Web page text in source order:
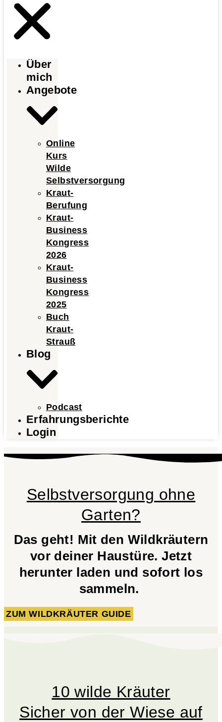
Über
mich
Angebote
Online
Kurs
Wilde
Selbstversorgung
Kraut-
Berufung
Kraut-
Business
Kongress
2026
Kraut-
Business
Kongress
2025
Buch
Kraut-
Strauß
Blog
Podcast
Erfahrungsberichte
Login
Selbstversorgung ohne
Garten?
Das geht! Mit den Wildkräutern
vor deiner Haustüre. Jetzt
herunter laden und sofort los
sammeln.
ZUM WILDKRÄUTER GUIDE
10 wilde Kräuter
Sicher von der Wiese auf